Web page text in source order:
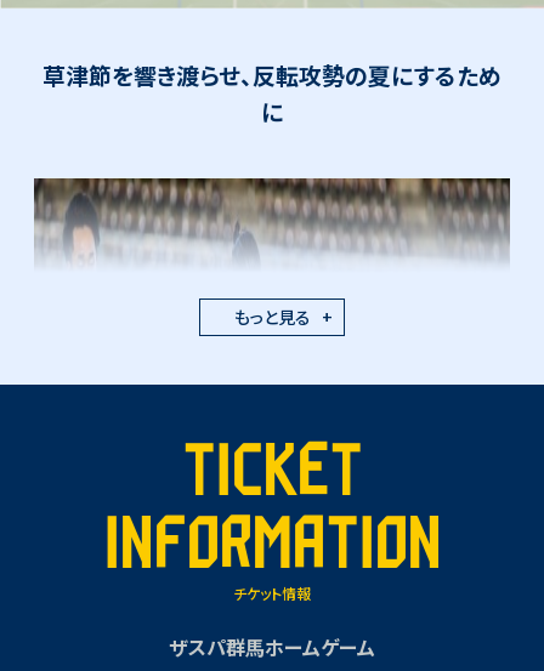
草津節を響き渡らせ、反転攻勢の夏にするため
に
もっと見る
TICKET
INFORMATION
チケット情報
ザスパ群馬ホームゲーム